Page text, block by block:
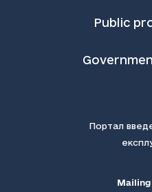
Public
Портал
Mailing